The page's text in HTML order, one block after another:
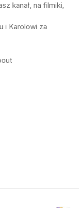
kanał, na filmiki,
i Karolowi za